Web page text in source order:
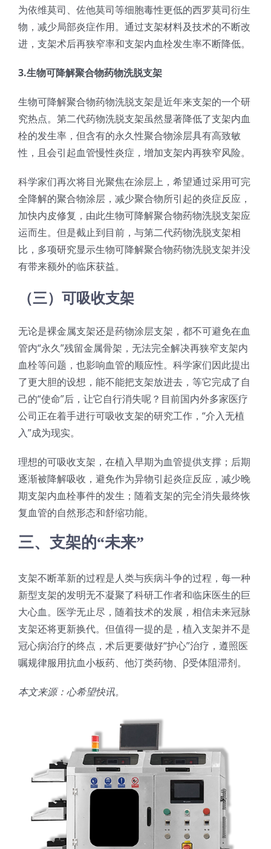
为依维莫司、佐他莫司等细胞毒性更低的西罗莫司衍生
物，减少局部炎症作用。通过支架材料及技术的不断改
进，支架术后再狭窄率和支架内血栓发生率不断降低。
3.生物可降解聚合物药物洗脱支架
生物可降解聚合物药物洗脱支架是近年来支架的一个研
究热点。第二代药物洗脱支架虽然显著降低了支架内血
栓的发生率，但含有的永久性聚合物涂层具有高致敏
性，且会引起血管慢性炎症，增加支架内再狭窄风险。
科学家们再次将目光聚焦在涂层上，希望通过采用可完
全降解的聚合物涂层，减少聚合物所引起的炎症反应，
加快内皮修复，由此生物可降解聚合物药物洗脱支架应
运而生。但是截止到目前，与第二代药物洗脱支架相
比，多项研究显示生物可降解聚合物药物洗脱支架并没
有带来额外的临床获益。
（三）可吸收支架
无论是裸金属支架还是药物涂层支架，都不可避免在血
管内“永久”残留金属骨架，无法完全解决再狭窄支架内
血栓等问题，也影响血管的顺应性。科学家们因此提出
了更大胆的设想，能不能把支架放进去，等它完成了自
己的“使命”后，让它自行消失呢？目前国内外多家医疗
公司正在着手进行可吸收支架的研究工作，“介入无植
入”成为现实。
理想的可吸收支架，在植入早期为血管提供支撑；后期
逐渐被降解吸收，避免作为异物引起炎症反应，减少晚
期支架内血栓事件的发生；随着支架的完全消失最终恢
复血管的自然形态和舒缩功能。
三、支架的“未来”
支架不断革新的过程是人类与疾病斗争的过程，每一种
新型支架的发明无不凝聚了科研工作者和临床医生的巨
大心血。医学无止尽，随着技术的发展，相信未来冠脉
支架还将更新换代。但值得一提的是，植入支架并不是
冠心病治疗的终点，术后更要做好“护心”治疗，遵照医
嘱规律服用抗血小板药、他汀类药物、β受体阻滞剂。
本文来源：心希望快讯。